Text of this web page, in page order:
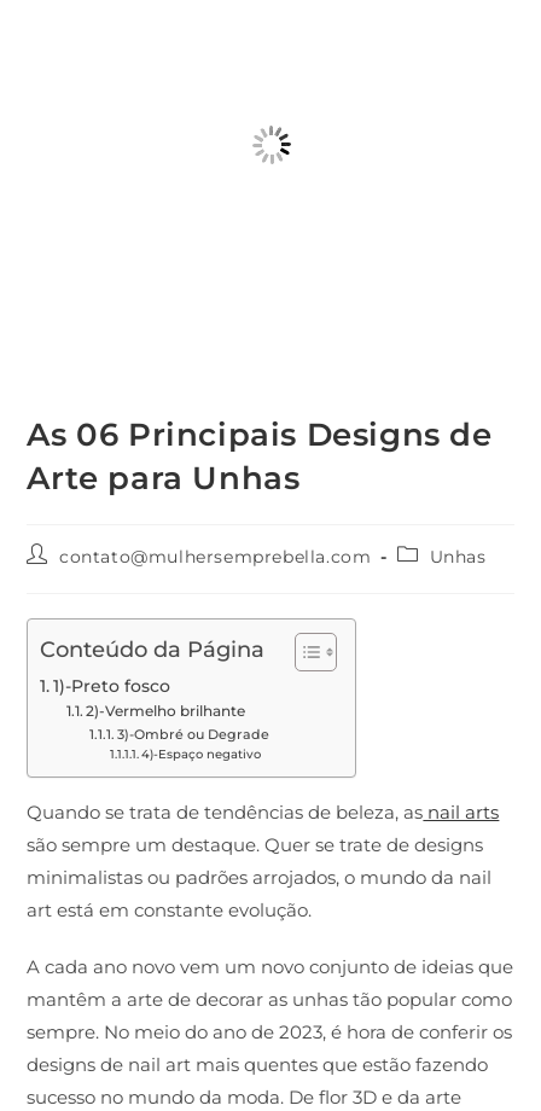
As 06 Principais Designs de
Arte para Unhas
contato@mulhersemprebella.com Unhas
Conteúdo da Página
1)-Preto fosco
2)-Vermelho brilhante
3)-Ombré ou Degrade
4)-Espaço negativo
Quando se trata de tendências de beleza, as nail arts
são sempre um destaque. Quer se trate de designs
minimalistas ou padrões arrojados, o mundo da nail
art está em constante evolução.
A cada ano novo vem um novo conjunto de ideias que
mantêm a arte de decorar as unhas tão popular como
sempre. No meio do ano de 2023, é hora de conferir os
designs de nail art mais quentes que estão fazendo
sucesso no mundo da moda. De flor 3D e da arte